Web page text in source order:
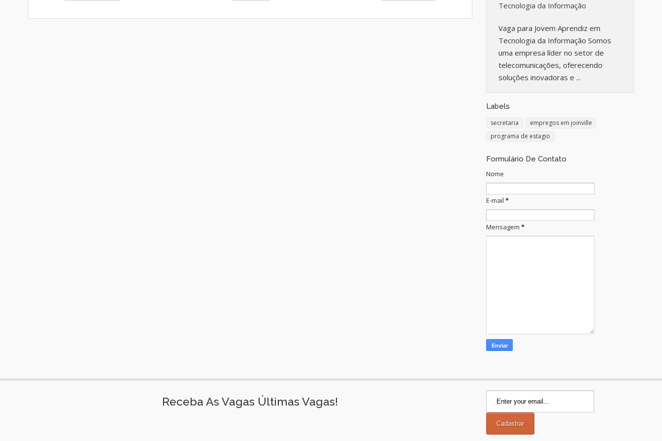
Tecnologia da Informação
Vaga para Jovem Aprendiz em
Tecnologia da Informação Somos
uma empresa líder no setor de
telecomunicações, oferecendo
soluções inovadoras e ...
Labels
secretaria
empregos em joinville
programa de estagio
Formulário De Contato
Nome
E-mail *
Mensagem *
Receba As Vagas Últimas Vagas!